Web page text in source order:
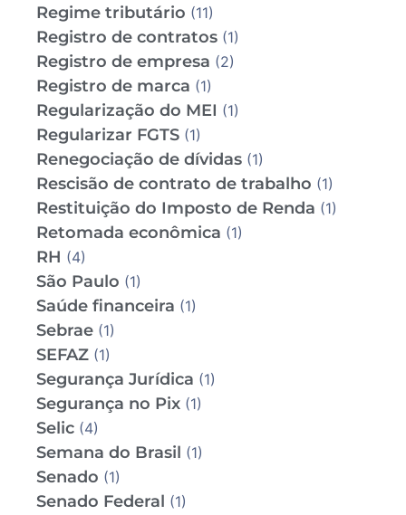
Regime tributário (11)
Registro de contratos (1)
Registro de empresa (2)
Registro de marca (1)
Regularização do MEI (1)
Regularizar FGTS (1)
Renegociação de dívidas (1)
Rescisão de contrato de trabalho (1)
Restituição do Imposto de Renda (1)
Retomada econômica (1)
RH (4)
São Paulo (1)
Saúde financeira (1)
Sebrae (1)
SEFAZ (1)
Segurança Jurídica (1)
Segurança no Pix (1)
Selic (4)
Semana do Brasil (1)
Senado (1)
Senado Federal (1)